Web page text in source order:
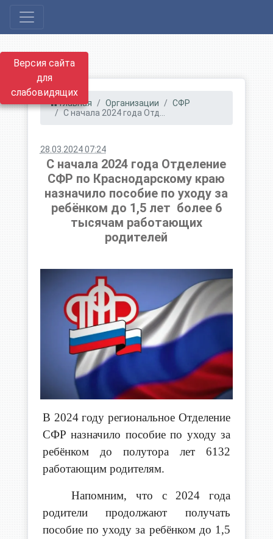
Версия сайта
для
слабовидящих
Главная Организации
СФР
С начала 2024 года Отд...
28.03.2024 07:24
С начала 2024 года Отделение
СФР по Краснодарскому краю
назначило пособие по уходу за
ребёнком до 1,5 лет более 6
тысячам работающих
родителей
В 2024 году региональное Отделение
СФР назначило пособие по уходу за
ребёнком до полутора лет 6132
работающим родителям.
Напомним, что с 2024 года
родители продолжают получать
пособие по уходу за ребёнком до 1,5